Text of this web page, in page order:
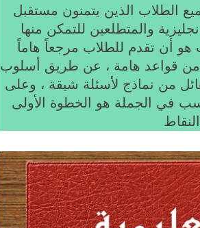
الطلاب الذين يتمنون مستقبل
والمتطلعين للتمكن منها
هو أن تقدم للطلاب مرجعاً هاماً
من قواعد هامة ، عن طريق أسلوب
من نماذج لأسئلة شيقة ، وعلى
في الجملة هو الخطوة الأولى